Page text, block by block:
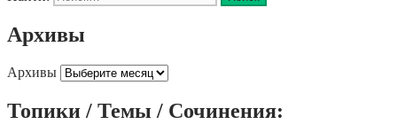
Архивы
Архивы
Топики / Темы / Сочинения: